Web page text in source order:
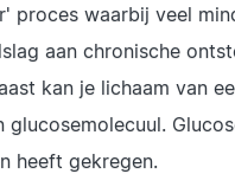
proces waarbij veel
aan chronische
kan je lichaam van
glucosemolecuul.
heeft gekregen.